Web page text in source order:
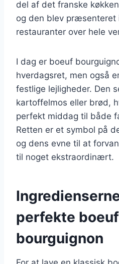
del af det franske
og den blev præsenteret
restauranter over hele
I dag er boeuf
hverdagsret, men også
festlige lejligheder. Den
kartoffelmos eller brød,
perfekt middag til både
Retten er et symbol på
og dens evne til at
til noget ekstraordinært.
perfekte boeuf
bourguignon